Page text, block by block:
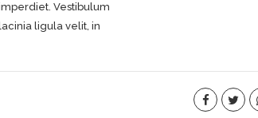
Vestibulum
ligula velit, in